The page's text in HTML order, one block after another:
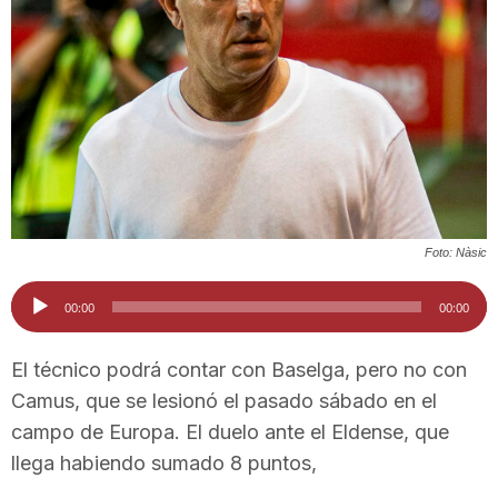
r
r
n
a
Foto: Nàsic
Reproductor
de
audio
00:00 00:00
El técnico podrá contar con Baselga, pero no con
Camus, que se lesionó el pasado sábado en el
campo de Europa. El duelo ante el Eldense, que
llega habiendo sumado 8 puntos,